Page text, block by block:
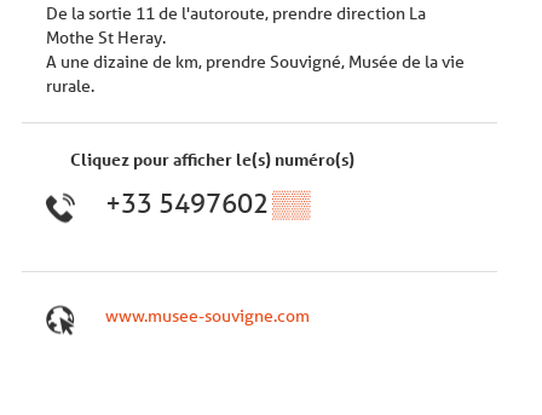
De la sortie 11 de l'autoroute, prendre direction La
Mothe St Heray.
A une dizaine de km, prendre Souvigné, Musée de la vie
rurale.
Cliquez pour afficher le(s) numéro(s)
+33 5497602▒▒
www.musee-souvigne.com